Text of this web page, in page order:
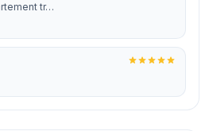
tr…